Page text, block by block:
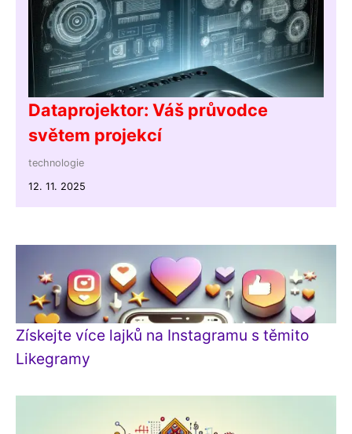
Dataprojektor: Váš průvodce
světem projekcí
technologie
12. 11. 2025
Získejte více lajků na Instagramu s těmito
Likegramy